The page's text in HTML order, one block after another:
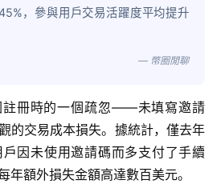
，參與用戶交易活躍度平均提升
— 幣圈閒聊
註冊時的一個疏忽——未填寫邀請
的交易成本損失。據統計，僅去年
因未使用邀請碼而多支付了手續
年額外損失金額高達數百美元。